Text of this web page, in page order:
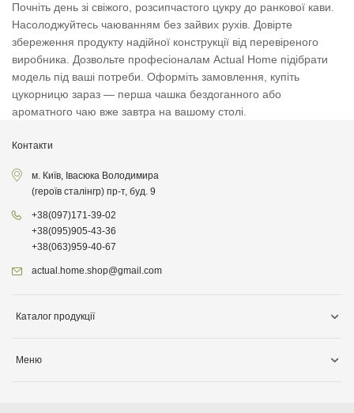
Почніть день зі свіжого, розсипчастого цукру до ранкової кави.
Насолоджуйтесь чаюванням без зайвих рухів. Довірте
збереження продукту надійної конструкції від перевіреного
виробника. Дозвольте професіоналам Actual Home підібрати
модель під ваші потреби. Оформіть замовлення, купіть
цукорницю зараз — перша чашка бездоганного або
ароматного чаю вже завтра на вашому столі.
Контакти
м. Київ, Івасюка Володимира
(героїв сталінгр) пр-т, буд. 9
+38(097)171-39-02
+38(095)905-43-36
+38(063)959-40-67
actual.home.shop@gmail.com
Каталог продукції
Меню